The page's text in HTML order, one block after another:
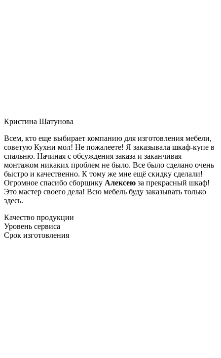
Кристина Шатунова
Всем, кто еще выбирает компанию для изготовления мебели,
советую Кухни мол! Не пожалеете! Я заказывала шкаф-купе в
спальню. Начиная с обсуждения заказа и заканчивая
монтажом никаких проблем не было. Все было сделано очень
быстро и качественно. К тому же мне ещё скидку сделали!
Огромное спасибо сборщику Алексею за прекрасный шкаф!
Это мастер своего дела! Всю мебель буду заказывать только
здесь.
Качество продукции
Уровень сервиса
Срок изготовления